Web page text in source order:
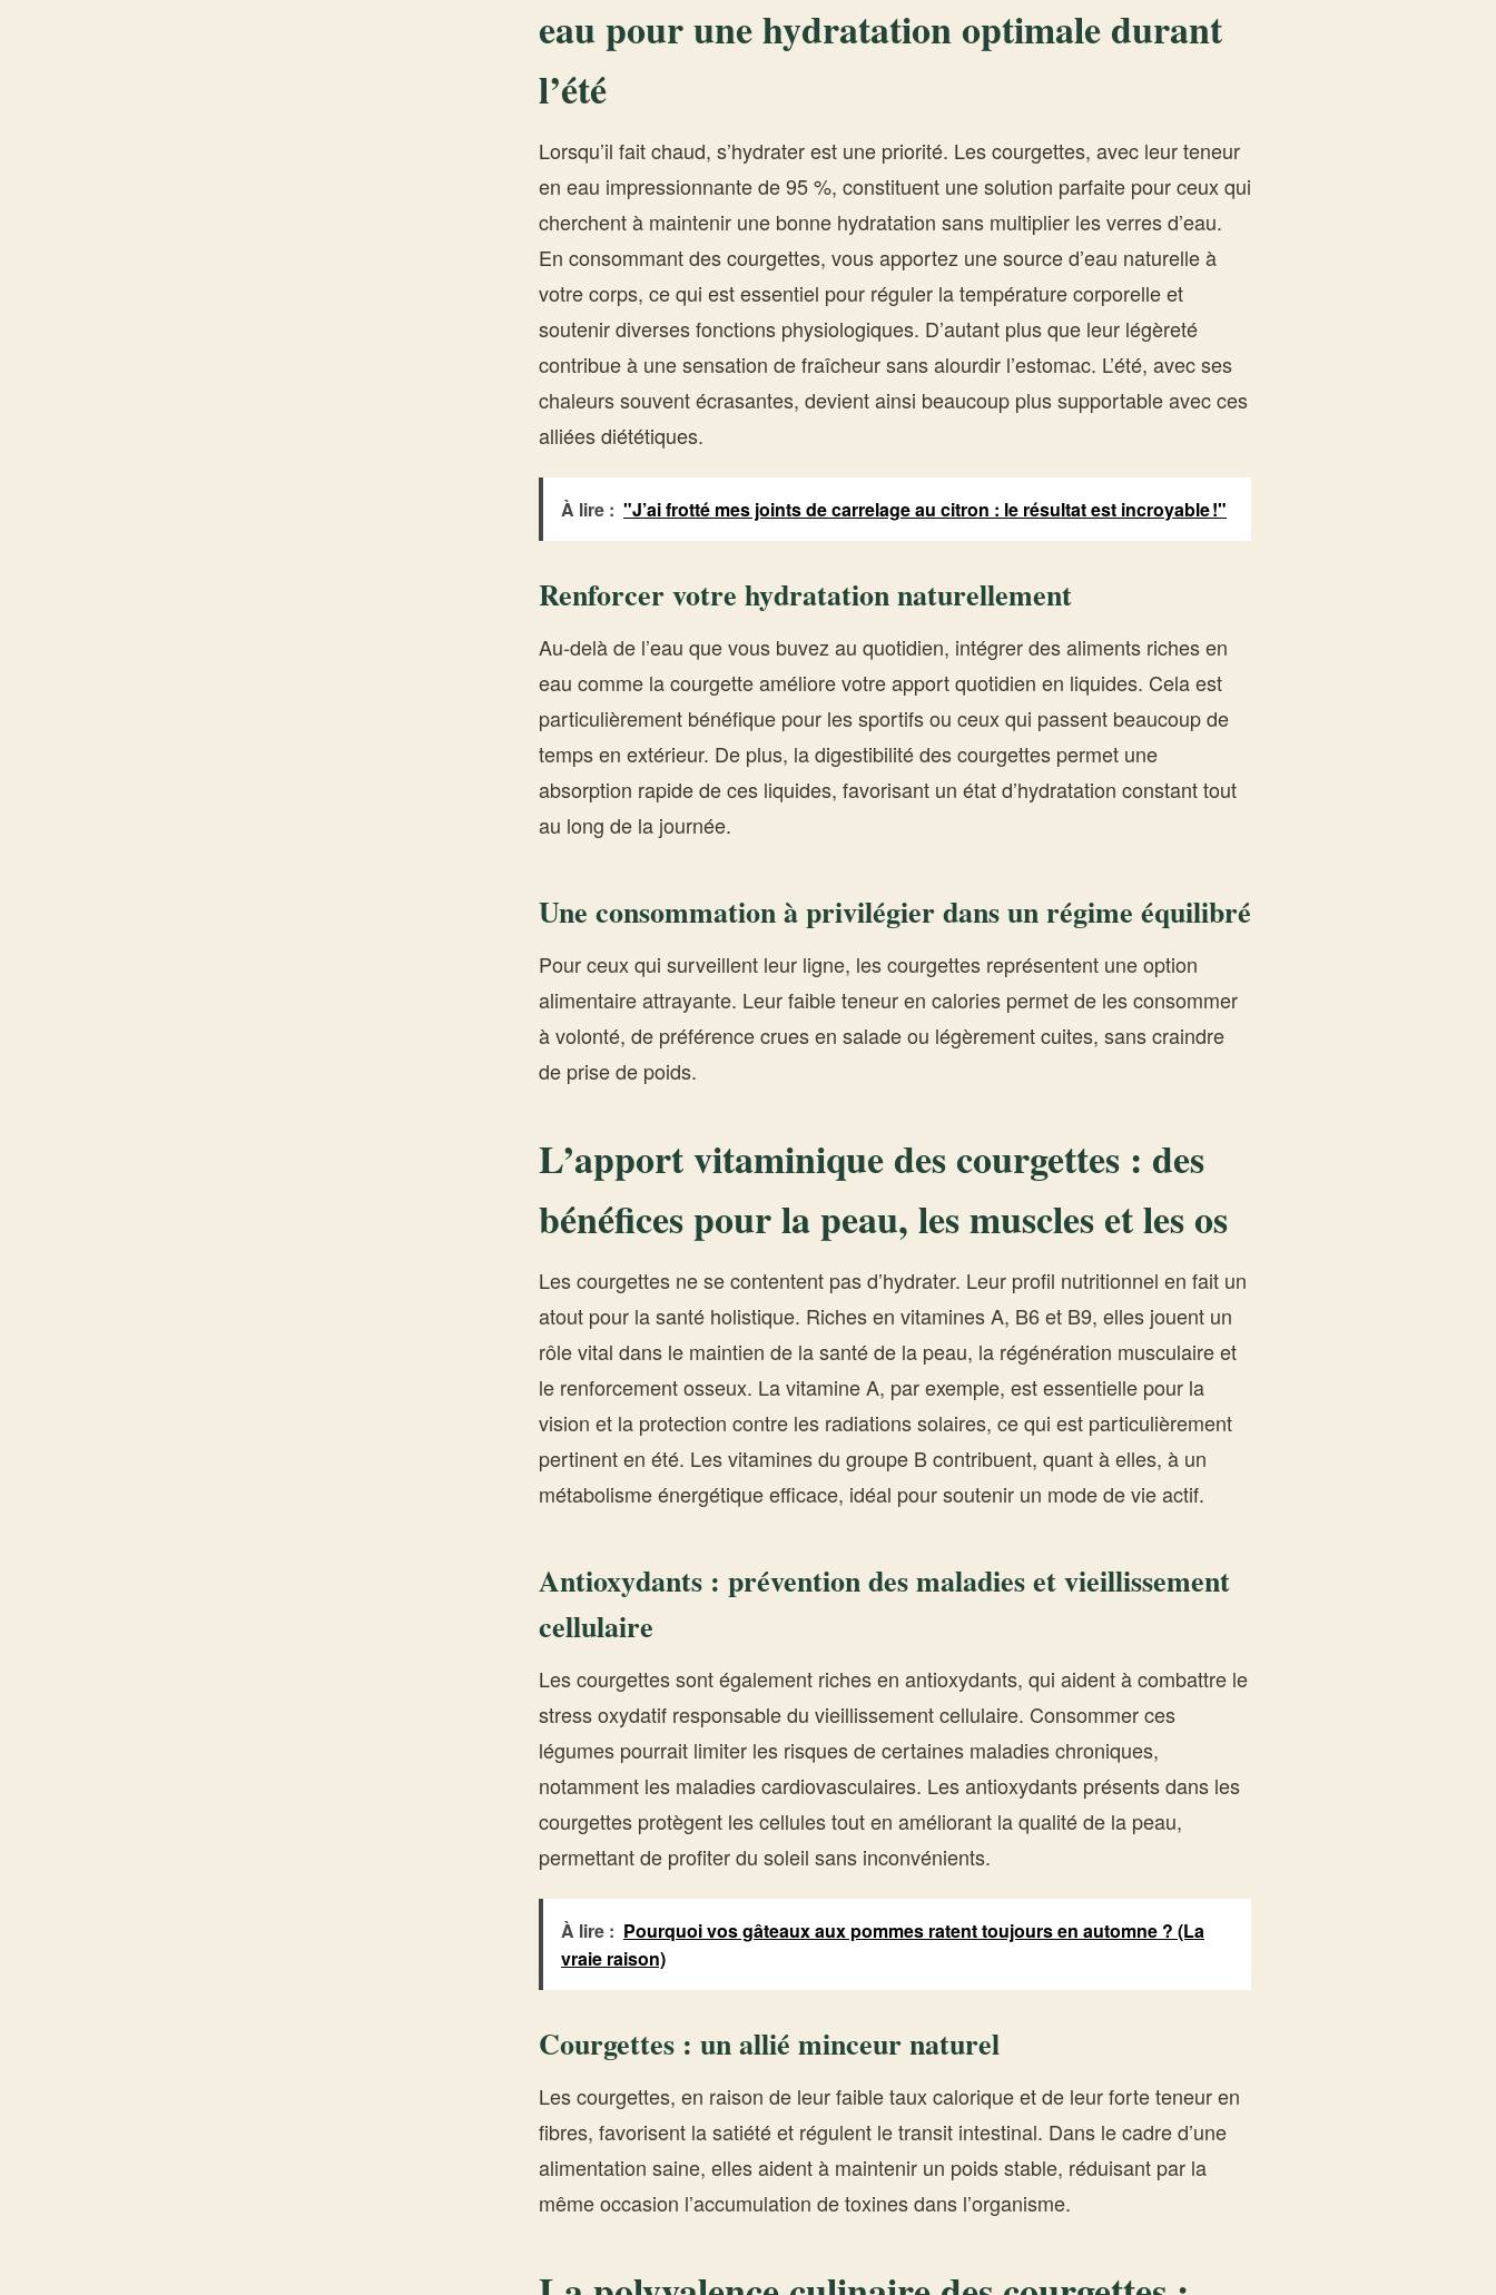
eau pour une hydratation optimale durant
l’été
Lorsqu’il fait chaud, s’hydrater est une priorité. Les courgettes, avec leur teneur
en eau impressionnante de 95 %, constituent une solution parfaite pour ceux qui
cherchent à maintenir une bonne hydratation sans multiplier les verres d’eau.
En consommant des courgettes, vous apportez une source d’eau naturelle à
votre corps, ce qui est essentiel pour réguler la température corporelle et
soutenir diverses fonctions physiologiques. D’autant plus que leur légèreté
contribue à une sensation de fraîcheur sans alourdir l’estomac. L’été, avec ses
chaleurs souvent écrasantes, devient ainsi beaucoup plus supportable avec ces
alliées diététiques.
À lire : "J’ai frotté mes joints de carrelage au citron : le résultat est incroyable !"
Renforcer votre hydratation naturellement
Au-delà de l’eau que vous buvez au quotidien, intégrer des aliments riches en
eau comme la courgette améliore votre apport quotidien en liquides. Cela est
particulièrement bénéfique pour les sportifs ou ceux qui passent beaucoup de
temps en extérieur. De plus, la digestibilité des courgettes permet une
absorption rapide de ces liquides, favorisant un état d’hydratation constant tout
au long de la journée.
Une consommation à privilégier dans un régime équilibré
Pour ceux qui surveillent leur ligne, les courgettes représentent une option
alimentaire attrayante. Leur faible teneur en calories permet de les consommer
à volonté, de préférence crues en salade ou légèrement cuites, sans craindre
de prise de poids.
L’apport vitaminique des courgettes : des
bénéfices pour la peau, les muscles et les os
Les courgettes ne se contentent pas d’hydrater. Leur profil nutritionnel en fait un
atout pour la santé holistique. Riches en vitamines A, B6 et B9, elles jouent un
rôle vital dans le maintien de la santé de la peau, la régénération musculaire et
le renforcement osseux. La vitamine A, par exemple, est essentielle pour la
vision et la protection contre les radiations solaires, ce qui est particulièrement
pertinent en été. Les vitamines du groupe B contribuent, quant à elles, à un
métabolisme énergétique efficace, idéal pour soutenir un mode de vie actif.
Antioxydants : prévention des maladies et vieillissement
cellulaire
Les courgettes sont également riches en antioxydants, qui aident à combattre le
stress oxydatif responsable du vieillissement cellulaire. Consommer ces
légumes pourrait limiter les risques de certaines maladies chroniques,
notamment les maladies cardiovasculaires. Les antioxydants présents dans les
courgettes protègent les cellules tout en améliorant la qualité de la peau,
permettant de profiter du soleil sans inconvénients.
À lire : Pourquoi vos gâteaux aux pommes ratent toujours en automne ? (La
vraie raison)
Courgettes : un allié minceur naturel
Les courgettes, en raison de leur faible taux calorique et de leur forte teneur en
fibres, favorisent la satiété et régulent le transit intestinal. Dans le cadre d’une
alimentation saine, elles aident à maintenir un poids stable, réduisant par la
même occasion l’accumulation de toxines dans l’organisme.